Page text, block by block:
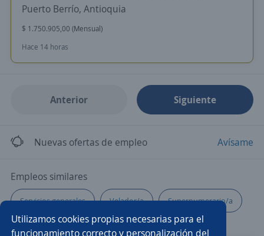
Utilizamos cookies propias necesarias para el
funcionamiento correcto y personalización del
Puerto Berrío, Antioquia
$ 1.750.905,00 (Mensual)
Hace 14 horas
Anterior Siguiente
Nuevas ofertas de empleo Avísame
Empleos similares
Servicios generales Velador/a Supernumerario/a
Supervisor/a de seguridad y salud en el trabajo